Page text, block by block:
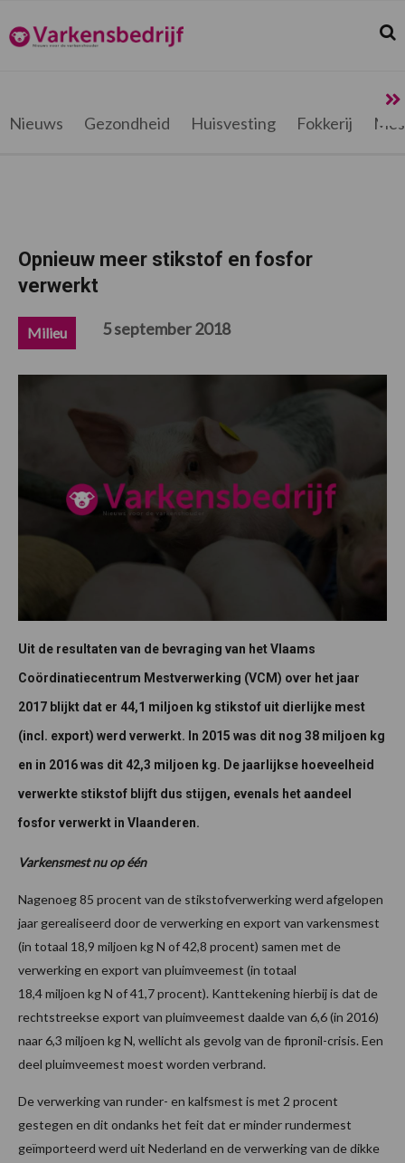
de
hoofdnavigatie
de
hoofd
de
eerste
de
voettekst
Varkensbedrijf.be
Nieuws Gezondheid Huisvesting Fokkerij
Opnieuw meer stikstof en fosfor
verwerkt
Milieu 5 september 2018
Uit de resultaten van de bevraging van het Vlaams
Coördinatiecentrum Mestverwerking (VCM) over het jaar
2017 blijkt dat er 44,1 miljoen kg stikstof uit dierlijke mest
(incl. export) werd verwerkt. In 2015 was dit nog 38 miljoen kg
en in 2016 was dit 42,3 miljoen kg. De jaarlijkse hoeveelheid
verwerkte stikstof blijft dus stijgen, evenals het aandeel
fosfor verwerkt in Vlaanderen.
Varkensmest nu op één
Nagenoeg 85 procent van de stikstofverwerking werd afgelopen
jaar gerealiseerd door de verwerking en export van varkensmest
(in totaal 18,9 miljoen kg N of 42,8 procent) samen met de
verwerking en export van pluimveemest (in totaal
18,4 miljoen kg N of 41,7 procent). Kanttekening hierbij is dat de
rechtstreekse export van pluimveemest daalde van 6,6 (in 2016)
naar 6,3 miljoen kg N, wellicht als gevolg van de fipronil-crisis. Een
deel pluimveemest moest worden verbrand.
De verwerking van runder- en kalfsmest is met 2 procent
gestegen en dit ondanks het feit dat er minder rundermest
geïmporteerd werd uit Nederland en de verwerking van de dikke